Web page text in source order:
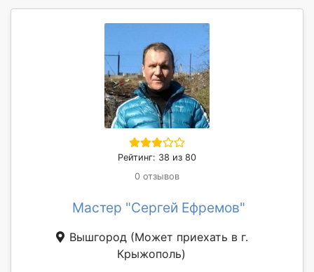
Рейтинг: 38 из 80
0 отзывов
Мастер "Сергей Ефремов"
Вышгород (Может приехать в г.
Крыжополь)